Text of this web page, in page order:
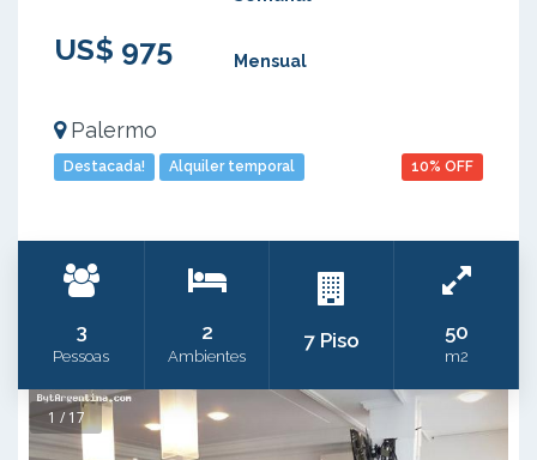
US$ 975 Mensual
Palermo
Destacada! Alquiler temporal 10% OFF
3
Pessoas
2
Ambientes
7 Piso 50
m2
1 / 17